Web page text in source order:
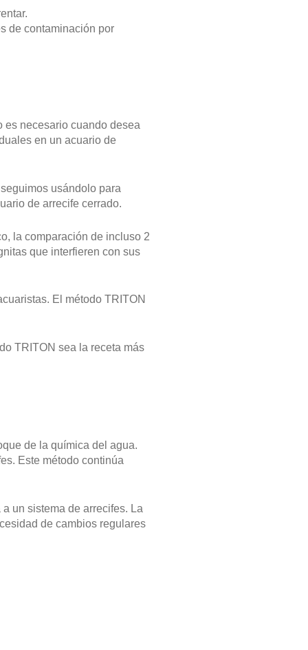
de contaminación por
es necesario cuando desea
en un acuario de
usándolo para
de arrecife cerrado.
la comparación de incluso 2
que interfieren con sus
El método TRITON
TRITON sea la receta más
de la química del agua.
Este método continúa
un sistema de arrecifes. La
de cambios regulares